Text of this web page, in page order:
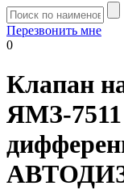
Перезвонить мне
0
Клапан
ЯМЗ-7511